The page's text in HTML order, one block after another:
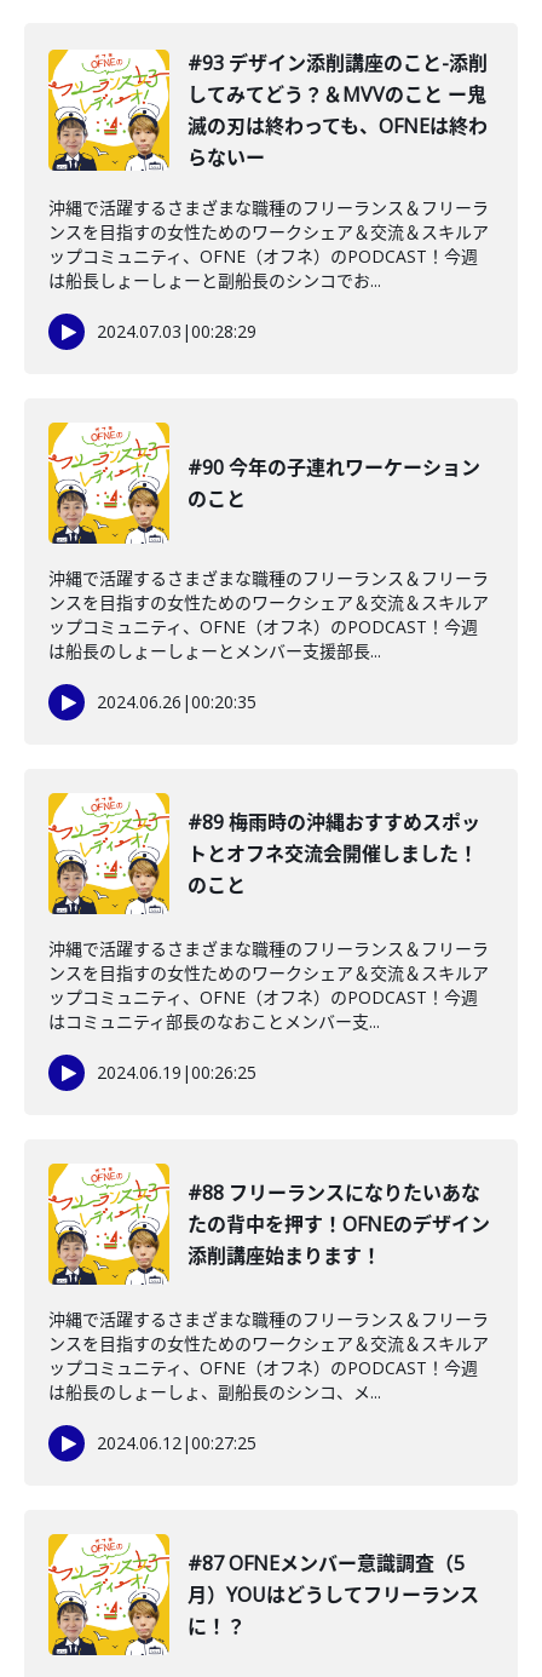
#93 デザイン添削講座のこと-添削
してみてどう？＆MVVのこと ー鬼
滅の刃は終わっても、OFNEは終わ
らないー
沖縄で活躍するさまざまな職種のフリーランス＆フリーラ
ンスを目指すの女性ためのワークシェア＆交流＆スキルア
ップコミュニティ、OFNE（オフネ）のPODCAST！今週
は船長しょーしょーと副船長のシンコでお...
2024.07.03 |00:28:29
#90 今年の子連れワーケーション
のこと
沖縄で活躍するさまざまな職種のフリーランス＆フリーラ
ンスを目指すの女性ためのワークシェア＆交流＆スキルア
ップコミュニティ、OFNE（オフネ）のPODCAST！今週
は船長のしょーしょーとメンバー支援部長...
2024.06.26 |00:20:35
#89 梅雨時の沖縄おすすめスポッ
トとオフネ交流会開催しました！
のこと
沖縄で活躍するさまざまな職種のフリーランス＆フリーラ
ンスを目指すの女性ためのワークシェア＆交流＆スキルア
ップコミュニティ、OFNE（オフネ）のPODCAST！今週
はコミュニティ部長のなおことメンバー支...
2024.06.19 |00:26:25
#88 フリーランスになりたいあな
たの背中を押す！OFNEのデザイン
添削講座始まります！
沖縄で活躍するさまざまな職種のフリーランス＆フリーラ
ンスを目指すの女性ためのワークシェア＆交流＆スキルア
ップコミュニティ、OFNE（オフネ）のPODCAST！今週
は船長のしょーしょ、副船長のシンコ、メ...
2024.06.12|00:27:25
#87 OFNEメンバー意識調査（5
月）YOUはどうしてフリーランス
に！？